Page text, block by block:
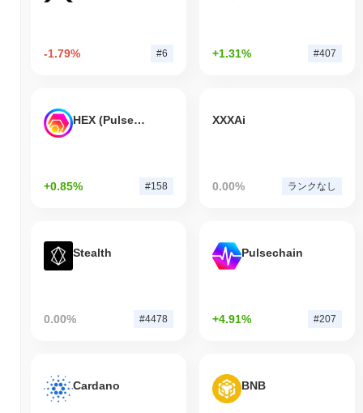
-1.79% #6 +1.31% #407
HEX (Pulsechain)
+0.85% #158
XXXAi
0.00% ランクなし
Stealth
0.00% #4478
Pulsechain
+4.91% #207
Cardano BNB